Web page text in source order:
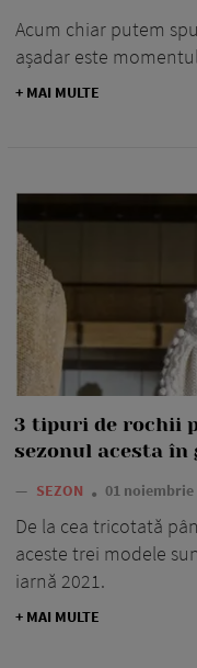
Acum chiar putem
așadar este
+ MAI MULTE
3 tipuri de rochii
sezonul acesta în
— SEZON 01 noiembrie
De la cea tricotată
aceste trei modele
iarnă 2021.
+ MAI MULTE